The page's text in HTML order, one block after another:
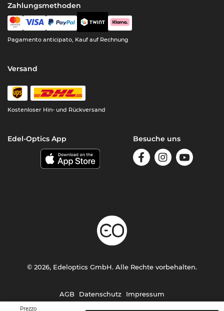
Prezzo
Zahlungsmethoden
Pagamento anticipato, Kauf auf Rechnung
Versand
Kostenloser Hin- und Rückversand
Edel-Optics App Besuche uns
AGB Datenschutz Impressum
© 2026, Edeloptics GmbH. Alle Rechte vorbehalten.